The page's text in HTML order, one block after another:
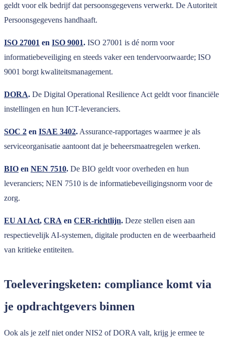
geldt voor elk bedrijf dat persoonsgegevens verwerkt. De Autoriteit
Persoonsgegevens handhaaft.
ISO 27001 en ISO 9001. ISO 27001 is dé norm voor
informatiebeveiliging en steeds vaker een tendervoorwaarde; ISO
9001 borgt kwaliteitsmanagement.
DORA. De Digital Operational Resilience Act geldt voor financiële
instellingen en hun ICT-leveranciers.
SOC 2 en ISAE 3402.Assurance-rapportages waarmee je als
serviceorganisatie aantoont dat je beheersmaatregelen werken.
BIO en NEN 7510. De BIO geldt voor overheden en hun
leveranciers; NEN 7510 is de informatiebeveiligingsnorm voor de
zorg.
EU AI Act, CRA en CER-richtlijn. Deze stellen eisen aan
respectievelijk AI-systemen, digitale producten en de weerbaarheid
van kritieke entiteiten.
Toeleveringsketen: compliance komt via
je opdrachtgevers binnen
Ook als je zelf niet onder NIS2 of DORA valt, krijg je ermee te